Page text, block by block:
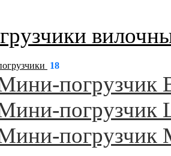
18
погрузчик
погрузчик
погрузчик